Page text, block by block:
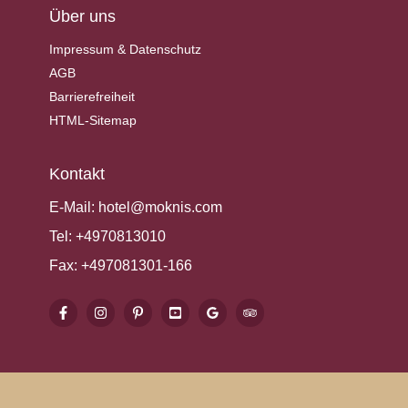
Über uns
Impressum & Datenschutz
AGB
Barrierefreiheit
HTML-Sitemap
Kontakt
E-Mail: hotel@moknis.com
Tel: +4970813010
Fax: +497081301-166